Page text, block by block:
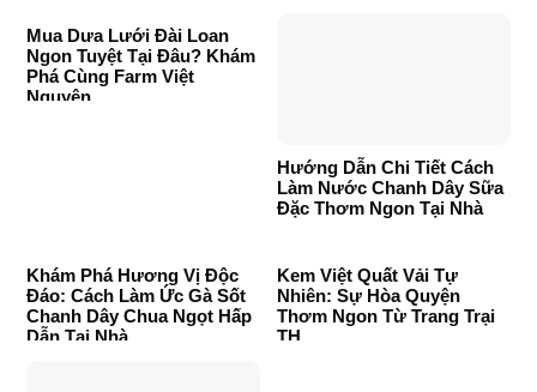
Mua Dưa Lưới Đài Loan
Ngon Tuyệt Tại Đâu? Khám
Phá Cùng Farm Việt
Nguyên
Hướng Dẫn Chi Tiết Cách
Làm Nước Chanh Dây Sữa
Đặc Thơm Ngon Tại Nhà
Khám Phá Hương Vị Độc
Đáo: Cách Làm Ức Gà Sốt
Chanh Dây Chua Ngọt Hấp
Dẫn Tại Nhà
Kem Việt Quất Vải Tự
Nhiên: Sự Hòa Quyện
Thơm Ngon Từ Trang Trại
TH